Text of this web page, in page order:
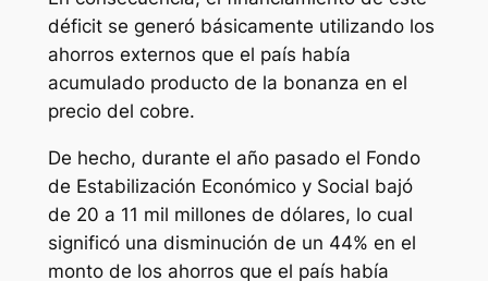
déficit se generó básicamente utilizando los
ahorros externos que el país había
acumulado producto de la bonanza en el
precio del cobre.
De hecho, durante el año pasado el Fondo
de Estabilización Económico y Social bajó
de 20 a 11 mil millones de dólares, lo cual
significó una disminución de un 44% en el
monto de los ahorros que el país había